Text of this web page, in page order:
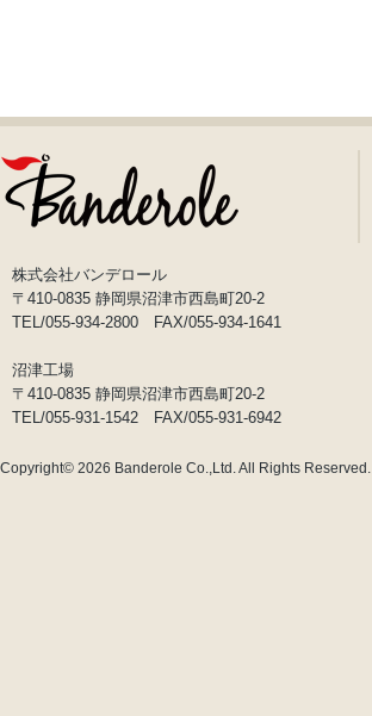
株式会社バンデロール
〒410-0835 静岡県沼津市西島町20-2
TEL/055-934-2800 FAX/055-934-1641
沼津工場
〒410-0835 静岡県沼津市西島町20-2
TEL/055-931-1542 FAX/055-931-6942
Copyright© 2026 Banderole Co.,Ltd.All Rights Reserved.